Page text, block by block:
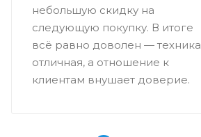
небольшую скидку на
следующую покупку. В итоге
всё равно доволен — техника
отличная, а отношение к
клиентам внушает доверие.